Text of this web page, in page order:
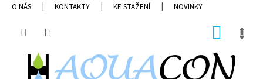
PřejítO NÁS KONTAKTY KE STAŽENÍ NOVINKY